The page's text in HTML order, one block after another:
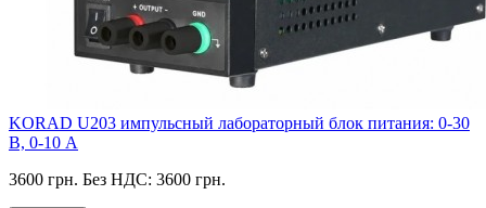
KORAD U203 импульсный лабораторный блок питания: 0-30
В, 0-10 А
3600 грн. Без НДС: 3600 грн.